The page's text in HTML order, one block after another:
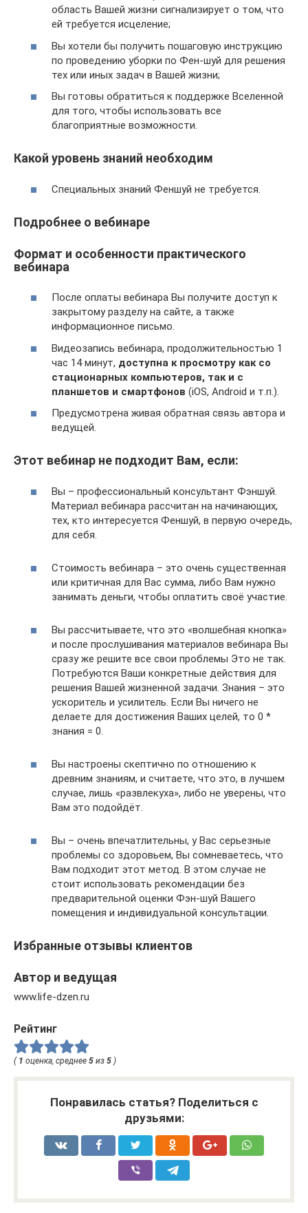
область Вашей жизни сигнализирует о том, что
ей требуется исцеление;
Вы хотели бы получить пошаговую инструкцию
по проведению уборки по Фен-шуй для решения
тех или иных задач в Вашей жизни;
Вы готовы обратиться к поддержке Вселенной
для того, чтобы использовать все
благоприятные возможности.
Какой уровень знаний необходим
Специальных знаний Феншуй не требуется.
Подробнее о вебинаре
Формат и особенности практического
вебинара
После оплаты вебинара Вы получите доступ к
закрытому разделу на сайте, а также
информационное письмо.
Видеозапись вебинара, продолжительностью 1
час 14 минут, доступна к просмотру как со
стационарных компьютеров, так и с
планшетов и смартфонов (iOS, Android и т.п.).
Предусмотрена живая обратная связь автора и
ведущей.
Этот вебинар не подходит Вам, если:
Вы – профессиональный консультант Фэншуй.
Материал вебинара рассчитан на начинающих,
тех, кто интересуется Феншуй, в первую очередь,
для себя.
Стоимость вебинара – это очень существенная
или критичная для Вас сумма, либо Вам нужно
занимать деньги, чтобы оплатить своё участие.
Вы рассчитываете, что это «волшебная кнопка»
и после прослушивания материалов вебинара Вы
сразу же решите все свои проблемы Это не так.
Потребуются Ваши конкретные действия для
решения Вашей жизненной задачи. Знания – это
ускоритель и усилитель. Если Вы ничего не
делаете для достижения Ваших целей, то 0 *
знания = 0.
Вы настроены скептично по отношению к
древним знаниям, и считаете, что это, в лучшем
случае, лишь «развлекуха», либо не уверены, что
Вам это подойдёт.
Вы – очень впечатлительны, у Вас серьезные
проблемы со здоровьем, Вы сомневаетесь, что
Вам подходит этот метод. В этом случае не
стоит использовать рекомендации без
предварительной оценки Фэн-шуй Вашего
помещения и индивидуальной консультации.
Избранные отзывы клиентов
Автор и ведущая
www.life-dzen.ru
Рейтинг
( 1 оценка, среднее 5 из 5 )
Понравилась статья? Поделиться с
друзьями: